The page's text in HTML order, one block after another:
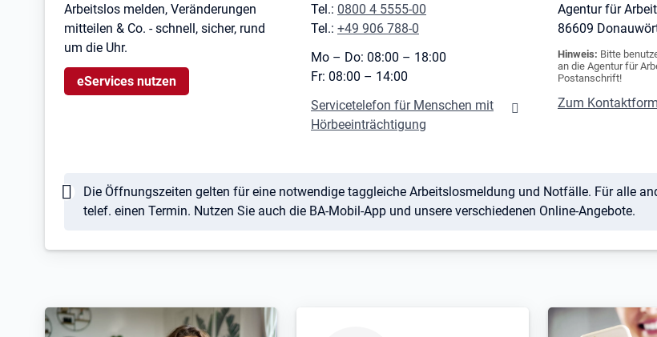
Arbeitslos melden, Veränderungen
mitteilen & Co. - schnell, sicher, rund
um die Uhr.
eServices nutzen
Tel.: 0800 4 5555-00
Tel.: +49 906 788-0
Mo – Do: 08:00 – 18:00
Fr: 08:00 – 14:00
Servicetelefon für Menschen mit
Hörbeeinträchtigung
Agentur für
86609
Hinweis: Bitte
an die Agentur für
Postanschrift!
Zum
Die Öffnungszeiten gelten für eine notwendige taggleiche Arbeitslosmeldung und Notfälle. Für alle
telef. einen Termin. Nutzen Sie auch die BA-Mobil-App und unsere verschiedenen Online-Angebote.